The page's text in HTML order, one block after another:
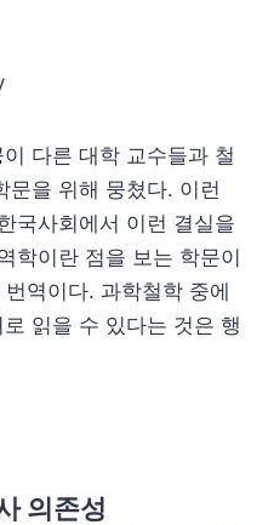
다른 대학 교수들과 철
문을 위해 뭉쳤다. 이런
국사회에서 이런 결실을
학이란 점을 보는 학문이
역이다. 과학철학 중에
읽을 수 있다는 것은 행
의존성